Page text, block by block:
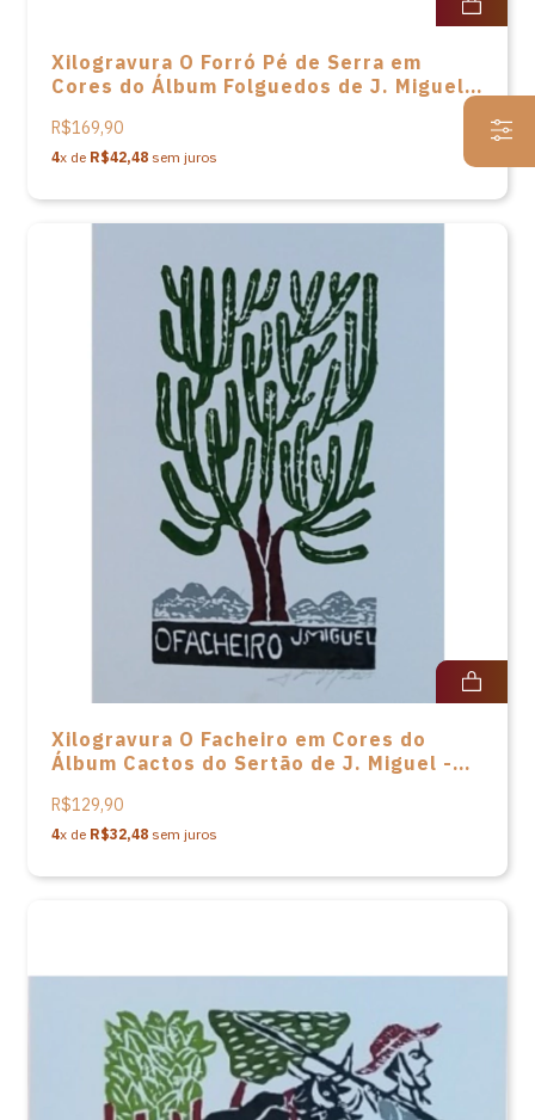
Xilogravura O Forró Pé de Serra em
Cores do Álbum Folguedos de J. Miguel -
R$169,90
4x de R$42,48 sem juros
Xilogravura O Facheiro em Cores do
Álbum Cactos do Sertão de J. Miguel -
R$129,90
4x de R$32,48 sem juros